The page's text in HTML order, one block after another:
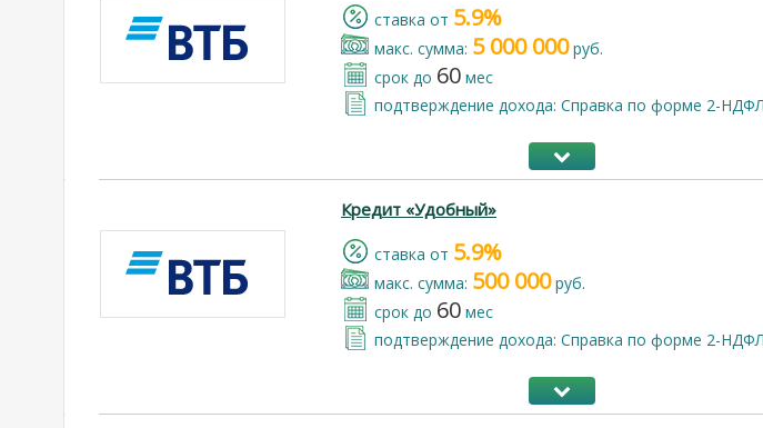
cтавка от 5.9%
макс. сумма: 5 000 000руб.
срок до 60 мес
подтверждение дохода: Справка по форме 2-НДФЛ
Кредит «Удобный»
cтавка от 5.9%
макс. сумма: 500 000руб.
срок до 60 мес
подтверждение дохода: Справка по форме 2-НДФЛ